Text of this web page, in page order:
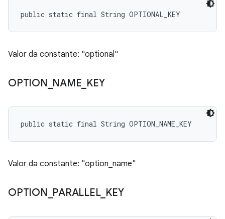
public static final String OPTIONAL_KEY
Valor da constante: "optional"
OPTION NAME KEY
public static final String OPTION_NAME_KEY
Valor da constante: "option_name"
OPTION PARALLEL_ KEY